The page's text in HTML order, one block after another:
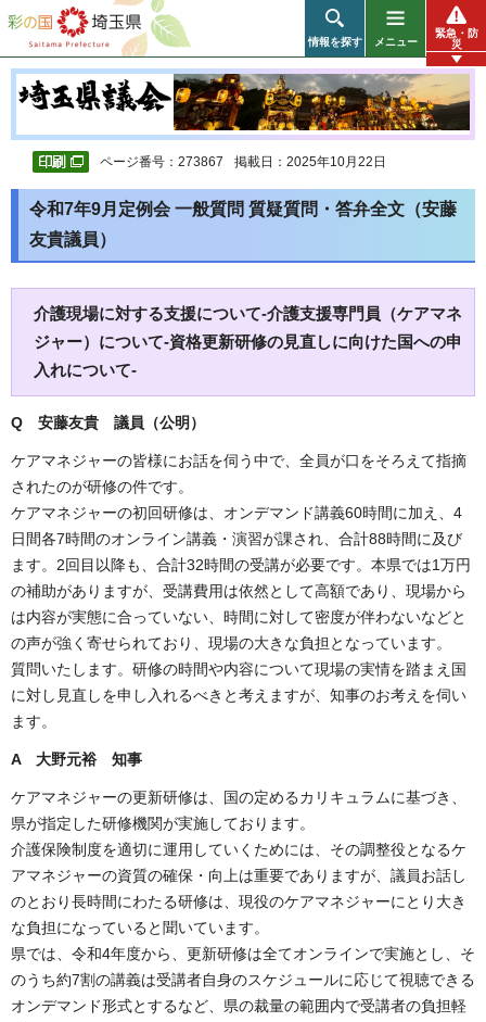
彩の国 埼玉県
情報を探す メニュー
緊急・防
災
ページ番号：273867 掲載日：2025年10月22日
令和7年9月定例会 一般質問 質疑質問・答弁全文（安藤
友貴議員）
介護現場に対する支援について-介護支援専門員（ケアマネ
ジャー）について-資格更新研修の見直しに向けた国への申
入れについて-
Q 安藤友貴 議員（公明）
ケアマネジャーの皆様にお話を伺う中で、全員が口をそろえて指摘
されたのが研修の件です。
ケアマネジャーの初回研修は、オンデマンド講義60時間に加え、4
日間各7時間のオンライン講義・演習が課され、合計88時間に及び
ます。2回目以降も、合計32時間の受講が必要です。本県では1万円
の補助がありますが、受講費用は依然として高額であり、現場から
は内容が実態に合っていない、時間に対して密度が伴わないなどと
の声が強く寄せられており、現場の大きな負担となっています。
質問いたします。研修の時間や内容について現場の実情を踏まえ国
に対し見直しを申し入れるべきと考えますが、知事のお考えを伺い
ます。
A 大野元裕 知事
ケアマネジャーの更新研修は、国の定めるカリキュラムに基づき、
県が指定した研修機関が実施しております。
介護保険制度を適切に運用していくためには、その調整役となるケ
アマネジャーの資質の確保・向上は重要でありますが、議員お話し
のとおり長時間にわたる研修は、現役のケアマネジャーにとり大き
な負担になっていると聞いています。
県では、令和4年度から、更新研修は全てオンラインで実施とし、そ
のうち約7割の講義は受講者自身のスケジュールに応じて視聴できる
オンデマンド形式とするなど、県の裁量の範囲内で受講者の負担軽